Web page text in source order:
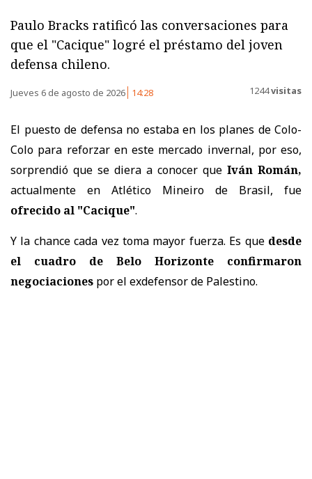
Paulo Bracks ratificó las conversaciones para
que el "Cacique" logré el préstamo del joven
defensa chileno.
Jueves 6 de agosto de 2026 14:28 1244visitas
El puesto de defensa no estaba en los planes de Colo-
Colo para reforzar en este mercado invernal, por eso,
sorprendió que se diera a conocer que Iván Román,
actualmente en Atlético Mineiro de Brasil, fue
ofrecido al "Cacique".
Y la chance cada vez toma mayor fuerza. Es que desde
el cuadro de Belo Horizonte confirmaron
negociaciones por el exdefensor de Palestino.